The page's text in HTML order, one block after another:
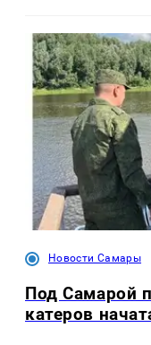
Новости Самары
Под Самарой
катеров